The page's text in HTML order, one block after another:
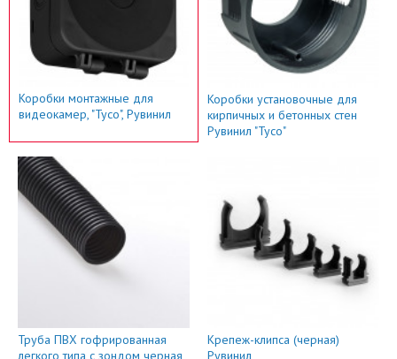
Коробки монтажные для
видеокамер, "Тусо", Рувинил
Коробки установочные для
кирпичных и бетонных стен
Рувинил "Тусо"
Труба ПВХ гофрированная
легкого типа с зондом черная
Крепеж-клипса (черная)
Рувинил